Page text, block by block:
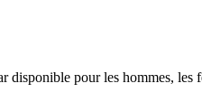
pour les hommes, les